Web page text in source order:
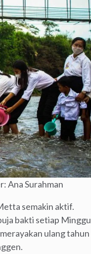
Ana Surahman
semakin aktif.
bakti setiap Minggu
ulang tahun